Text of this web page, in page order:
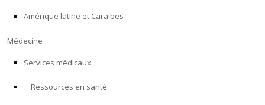
FORMATION
PROGRAMMES POUR LES PROFESSIONNELS
À PROPOS
Amérique latine et Caraïbes
Médecine
Services médicaux
Ressources en santé